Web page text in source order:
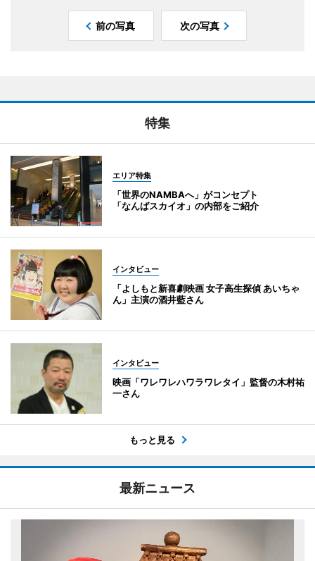
前の写真 次の写真
特集
エリア特集
「世界のNAMBAへ」がコンセプト
「なんばスカイオ」の内部をご紹介
インタビュー
「よしもと新喜劇映画 女子高生探偵 あいちゃ
ん」主演の酒井藍さん
インタビュー
映画「ワレワレハワラワレタイ」監督の木村祐
一さん
もっと見る
最新ニュース